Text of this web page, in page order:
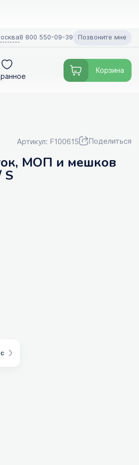
8 800 550-09-39 Позвоните мне
Корзина
Артикул: F100615 Поделиться
МОП и мешков
S
средства для пылесосов! Помощь в